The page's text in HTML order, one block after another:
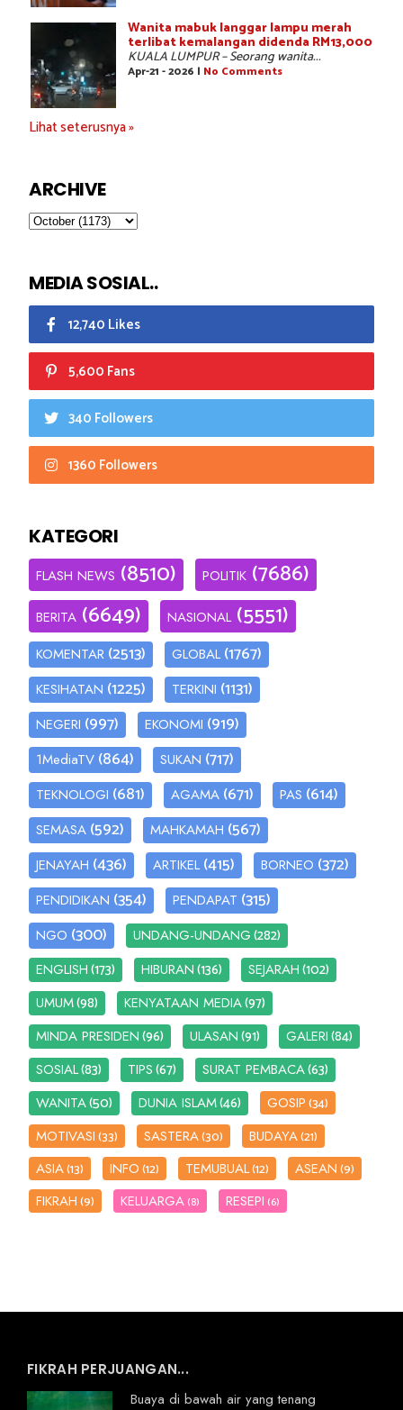
Wanita mabuk langgar lampu merah
terlibat kemalangan didenda RM13,000
KUALA LUMPUR – Seorang wanita...
Apr-21 - 2026 | No Comments
Lihat seterusnya »
ARCHIVE
MEDIA SOSIAL..
12,740 Likes
5,600 Fans
340 Followers
1360 Followers
KATEGORI
FLASH NEWS (8510) POLITIK (7686)
BERITA (6649) NASIONAL (5551)
KOMENTAR (2513) GLOBAL (1767)
KESIHATAN (1225) TERKINI (1131)
NEGERI (997) EKONOMI (919)
1MediaTV (864) SUKAN (717)
TEKNOLOGI (681) AGAMA (671) PAS (614)
SEMASA (592) MAHKAMAH (567)
JENAYAH (436) ARTIKEL (415) BORNEO (372)
PENDIDIKAN (354) PENDAPAT (315)
NGO (300) UNDANG-UNDANG(282)
ENGLISH(173) HIBURAN(136) SEJARAH(102)
UMUM(98) KENYATAAN MEDIA(97)
MINDA PRESIDEN(96) ULASAN(91) GALERI(84)
SOSIAL(83) TIPS(67) SURAT PEMBACA(63)
WANITA(50) DUNIA ISLAM(46) GOSIP(34)
MOTIVASI(33) SASTERA(30) BUDAYA(21)
ASIA(13) INFO(12) TEMUBUAL(12) ASEAN(9)
FIKRAH(9) KELUARGA (8) RESEPI (6)
FIKRAH PERJUANGAN...
Buaya di bawah air yang tenang